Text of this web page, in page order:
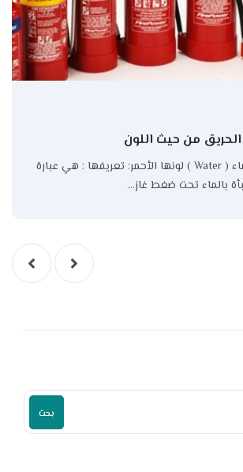
من حيث اللون
طفاية حريق بالماء ( Water ) لونها الأحمر: تعريفها : هي عبارة
بالماء تحت ضغط غاز…
بحث